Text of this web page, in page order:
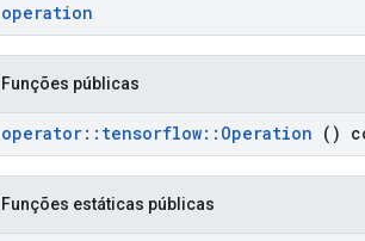
operation
Funções públicas
operator:: tensorflow:: Operation ()
Funções estáticas públicas